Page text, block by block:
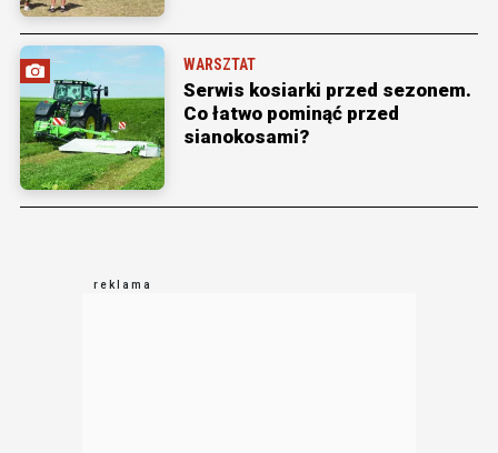
WARSZTAT
Serwis kosiarki przed sezonem.
Co łatwo pominąć przed
sianokosami?